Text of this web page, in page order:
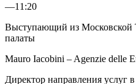
—11:20
Выступающий из
палаты
Mauro Iacobini – Agenzie delle
Директор направления услуг